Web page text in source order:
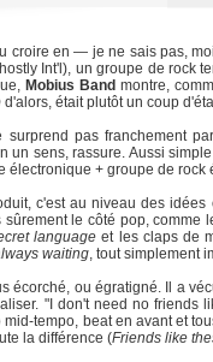
croire en — je ne sais pas,
Int'l), un groupe de rock
Mobius Band montre,
d'alors, était plutôt un coup
surprend pas franchement
un sens, rassure. Aussi
électronique + groupe de
c'est au niveau des
le côté pop,
language et les claps de
waiting, tout simplement
écorché, ou égratigné. Il a
"I don't need no friends
tempo, beat en avant et
la différence (Friends like